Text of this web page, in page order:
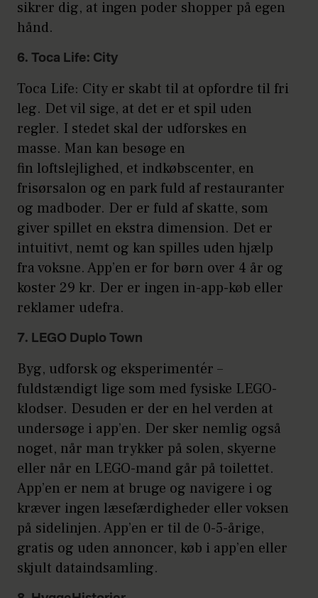
sikrer dig, at ingen poder shopper på egen
hånd.
6. Toca Life: City
Toca Life: City er skabt til at opfordre til fri
leg. Det vil sige, at det er et spil uden
regler. I stedet skal der udforskes en
masse. Man kan besøge en
fin loftslejlighed, et indkøbscenter, en
frisørsalon og en park fuld af restauranter
og madboder. Der er fuld af skatte, som
giver spillet en ekstra dimension. Det er
intuitivt, nemt og kan spilles uden hjælp
fra voksne. App’en er for børn over 4 år og
koster 29 kr. Der er ingen in-app-køb eller
reklamer udefra.
7. LEGO Duplo Town
Byg, udforsk og eksperimentér –
fuldstændigt lige som med fysiske LEGO-
klodser. Desuden er der en hel verden at
undersøge i app’en. Der sker nemlig også
noget, når man trykker på solen, skyerne
eller når en LEGO-mand går på toilettet.
App’en er nem at bruge og navigere i og
kræver ingen læsefærdigheder eller voksen
på sidelinjen. App’en er til de 0-5-årige,
gratis og uden annoncer, køb i app’en eller
skjult dataindsamling.